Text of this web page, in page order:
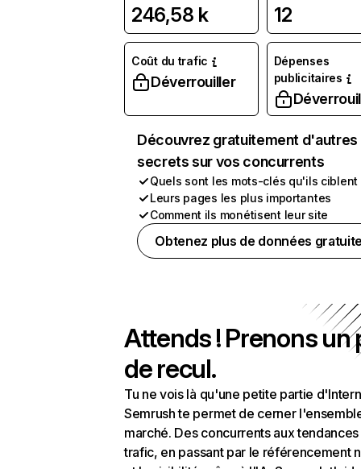
246,58 k 12
Coût du trafic
Déverrouiller
Dépenses
publicitaires
Découvrez gratuitement d'autres
secrets sur vos concurrents
Quels sont les mots-clés qu'ils ciblent
Leurs pages les plus importantes
Comment ils monétisent leur site
Obtenez plus de données
Attends ! Prenons un
de recul.
Tu ne vois là qu'une petite partie
Semrush te permet de cerner
marché. Des concurrents aux
trafic, en passant par le référencement